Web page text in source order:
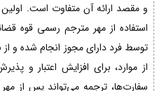
و مقصد ارائه آن متفاوت است.
استفاده از مهر مترجم رسمی قوه
توسط فرد دارای مجوز انجام شده و
از موارد، برای افزایش اعتبار و
سفارت‌ها، ترجمه می‌تواند پس از